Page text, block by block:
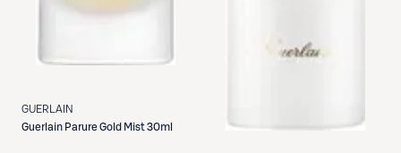
GUERLAIN
Guerlain Parure Gold Mist 30ml